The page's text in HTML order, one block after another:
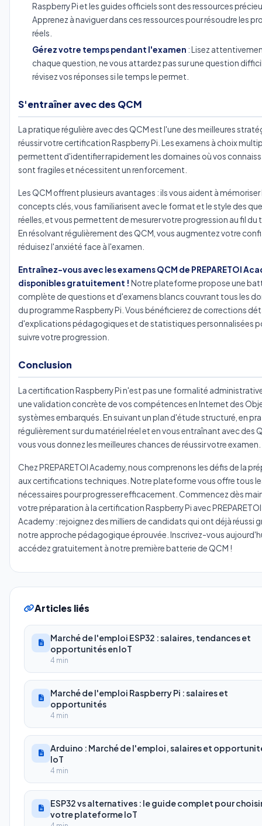
Raspberry Pi et les guides officiels sont des ressources
Apprenez à naviguer dans ces ressources pour résoudre les
réels.
Gérez votre temps pendant l'examen : Lisez
chaque question, ne vous attardez pas sur une question
révisez vos réponses si le temps le permet.
S'entraîner avec des QCM
La pratique régulière avec des QCM est l'une des meilleures
réussir votre certification Raspberry Pi. Les examens à choix
permettent d'identifier rapidement les domaines où vos
sont fragiles et nécessitent un renforcement.
Les QCM offrent plusieurs avantages : ils vous aident à mémoriser
concepts clés, vous familiarisent avec le format et le style des
réelles, et vous permettent de mesurer votre progression au fil du
En résolvant régulièrement des QCM, vous augmentez votre
réduisez l'anxiété face à l'examen.
Entraînez-vous avec les examens QCM de PREPARETOI
disponibles gratuitement ! Notre plateforme propose une
complète de questions et d'examens blancs couvrant tous les
du programme Raspberry Pi. Vous bénéficierez de corrections
d'explications pédagogiques et de statistiques personnalisées
suivre votre progression.
Conclusion
La certification Raspberry Pi n'est pas une formalité
une validation concrète de vos compétences en Internet des
systèmes embarqués. En suivant un plan d'étude structuré, en
régulièrement sur du matériel réel et en vous entraînant avec des
vous vous donnez les meilleures chances de réussir votre examen.
Chez PREPARETOI Academy, nous comprenons les défis de la
aux certifications techniques. Notre plateforme vous offre tous
nécessaires pour progresser efficacement. Commencez dès
votre préparation à la certification Raspberry Pi avec PREPARETOI
Academy : rejoignez des milliers de candidats qui ont déjà réussi
notre approche pédagogique éprouvée. Inscrivez-vous
accédez gratuitement à notre première batterie de QCM !
Articles liés
Marché de l'emploi ESP32 : salaires, tendances et
opportunités en IoT
4 min
Marché de l'emploi Raspberry Pi : salaires et
opportunités
4 min
Arduino : Marché de l'emploi, salaires et
IoT
4 min
ESP32 vs alternatives : le guide complet pour
votre plateforme IoT